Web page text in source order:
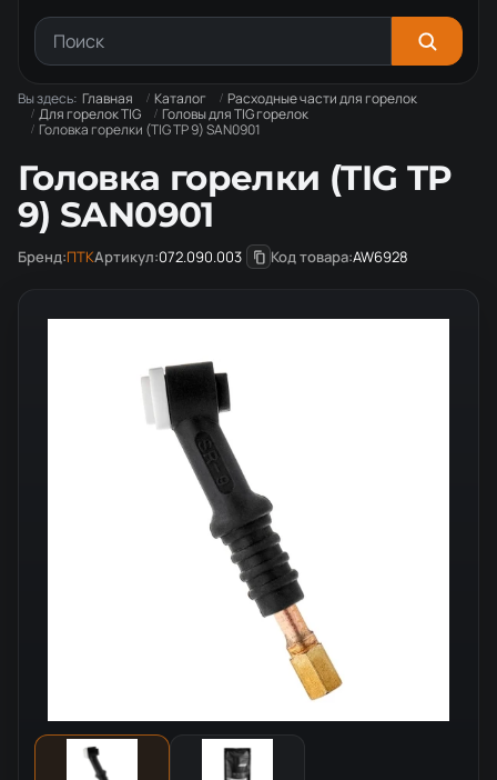
Вы здесь: Главная Каталог
Расходные части для горелок
Для горелок TIG
Головы для TIG горелок
Головка горелки (TIG TP 9) SAN0901
Головка горелки (TIG TP
9) SAN0901
Бренд:ПТКАртикул:072.090.003 Код товара:AW6928